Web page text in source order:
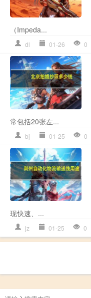
（Impeda...
dl 01-26 0
常包括20张左...
bj 01-25 0
现快速、...
jz 01-25 0